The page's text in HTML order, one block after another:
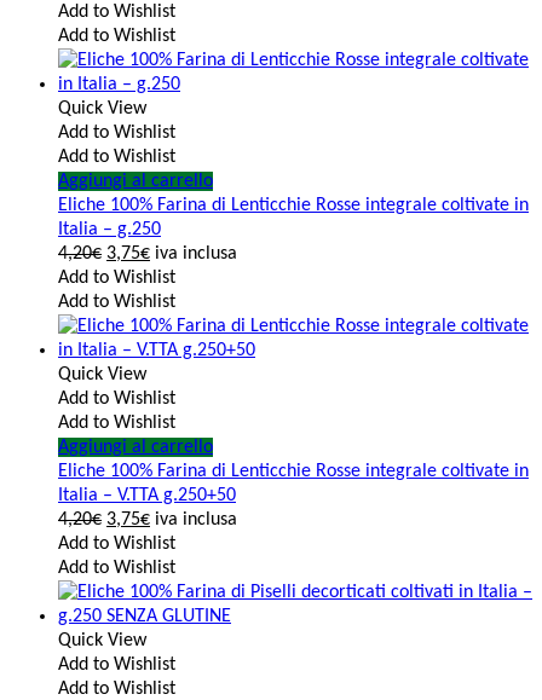
Add to Wishlist
Add to Wishlist
Quick View
Add to Wishlist
Add to Wishlist
Aggiungi al carrello
Eliche 100% Farina di Lenticchie Rosse integrale coltivate in
Italia – g.250
4,20€ 3,75€ iva inclusa
Add to Wishlist
Add to Wishlist
Quick View
Add to Wishlist
Add to Wishlist
Aggiungi al carrello
Eliche 100% Farina di Lenticchie Rosse integrale coltivate in
Italia – V.TTA g.250+50
4,20€ 3,75€ iva inclusa
Add to Wishlist
Add to Wishlist
Quick View
Add to Wishlist
Add to Wishlist